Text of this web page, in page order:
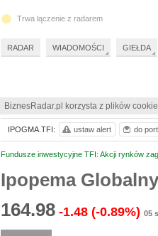
BiznesRadar.pl korzysta z plików
Fundusze inwestycyjne TFI: Akcji rynków
Ipopema
164.98 -1.48 (-0.89%) 05
IPOGMA.TFI: ustaw alert do
Trwa łączenie z radarem
RADAR WIADOMOŚCI GIEŁDA